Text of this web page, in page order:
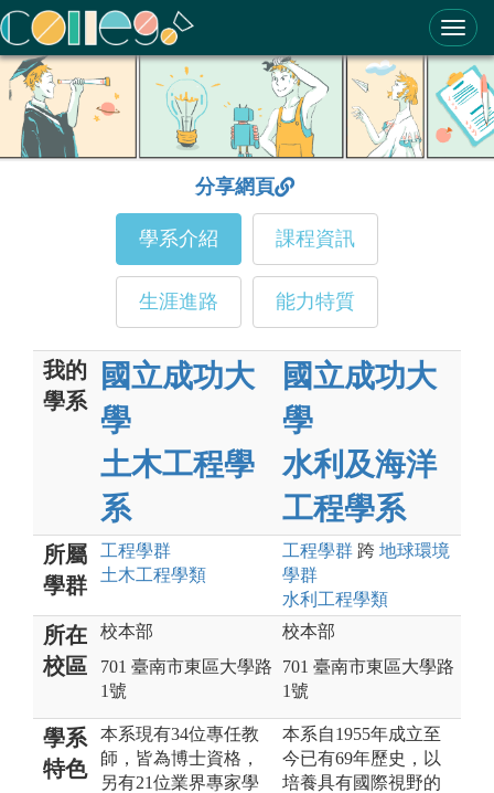
ColleGo! 大學選才與高中育才輔助系統
分享網頁
學系介紹 課程資訊
生涯進路 能力特質
我的
學系
國立成功大
學
土木工程學
系
國立成功大
學
水利及海洋
工程學系
所屬
學群
工程學群
土木工程學類
工程學群 跨 地球環境
學群
水利工程學類
所在
校區
校本部
701 臺南市東區大學路
1號
校本部
701 臺南市東區大學路
1號
學系
特色
本系現有34位專任教
師，皆為博士資格，
另有21位業界專家學
本系自1955年成立至
今已有69年歷史，以
培養具有國際視野的